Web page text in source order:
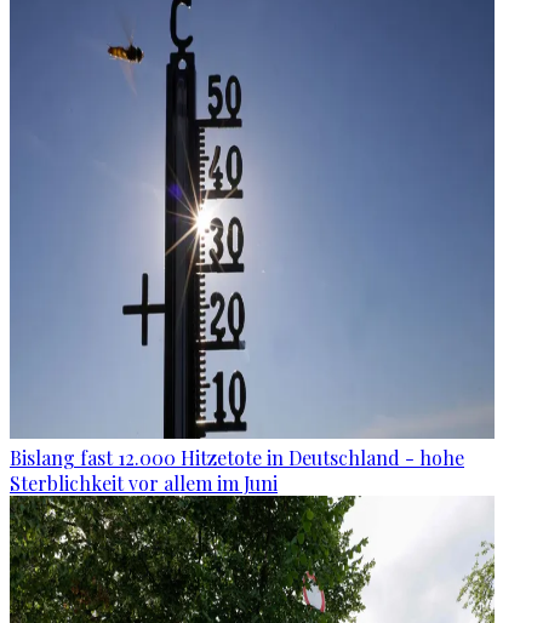
Bislang fast 12.000 Hitzetote in Deutschland - hohe
Sterblichkeit vor allem im Juni